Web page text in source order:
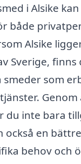
i Alsike
både
Alsike
Sverige, finns
smeder som
Genom
du inte bara
också en
behov och